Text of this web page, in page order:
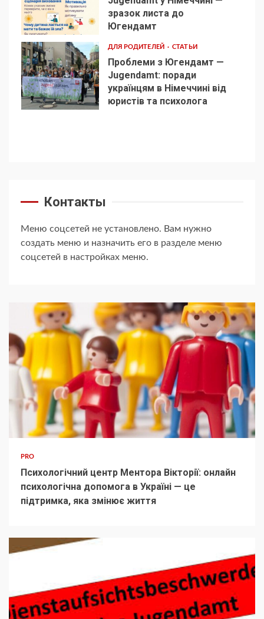
4
зразок листа до
Югендамт
5
ДЛЯ РОДИТЕЛЕЙ СТАТЬИ
Проблеми з Югендамт —
Jugendamt: поради
українцям в Німеччині від
юристів та психолога
Контакты
Меню соцсетей не установлено. Вам нужно
создать меню и назначить его в разделе меню
соцсетей в настройках меню.
PRO
Психологічний центр Ментора Вікторії: онлайн
психологічна допомога в Україні — це
підтримка, яка змінює життя